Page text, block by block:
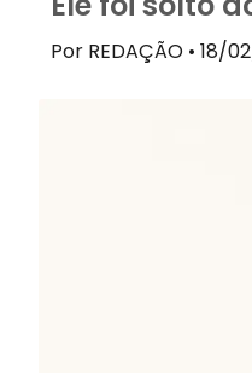
Por REDAÇÃO • 18/